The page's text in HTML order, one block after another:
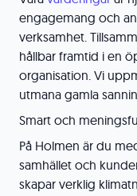
engagemang och
verksamhet.
hållbar framtid i en
organisation. Vi
utmana gamla
Smart och
På Holmen är du
samhället och
skapar verklig